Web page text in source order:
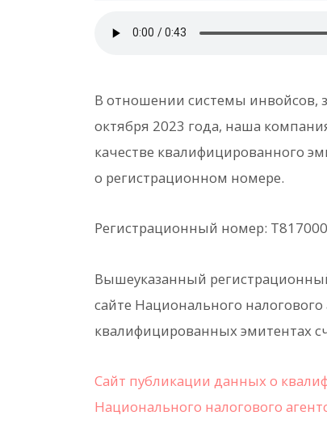
В отношении системы инвойсов,
октября 2023 года, наша
качестве квалифицированного
о регистрационном номере.
Регистрационный номер:
Вышеуказанный
сайте Национального
квалифицированных эмитентах
Сайт публикации данных о
Национального налогового